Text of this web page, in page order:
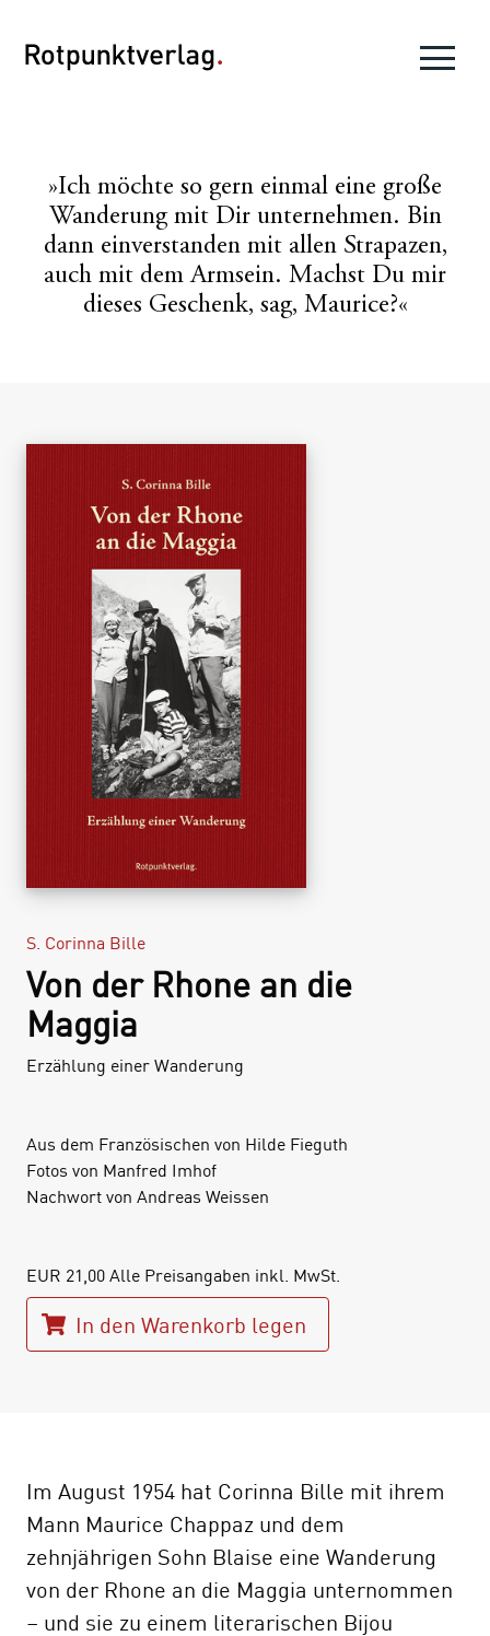
»Ich möchte so gern einmal eine große
Wanderung mit Dir unternehmen. Bin
dann einverstanden mit allen Strapazen,
auch mit dem Armsein. Machst Du mir
dieses Geschenk, sag, Maurice?«
S. Corinna Bille
Von der Rhone an die
Maggia
Erzählung einer Wanderung
Aus dem Französischen von Hilde Fieguth
Fotos von Manfred Imhof
Nachwort von Andreas Weissen
EUR 21,00 Alle Preisangaben inkl. MwSt.
In den Warenkorb legen
Im August 1954 hat Corinna Bille mit ihrem
Mann Maurice Chappaz und dem
zehnjährigen Sohn Blaise eine Wanderung
von der Rhone an die Maggia unternommen
– und sie zu einem literarischen Bijou